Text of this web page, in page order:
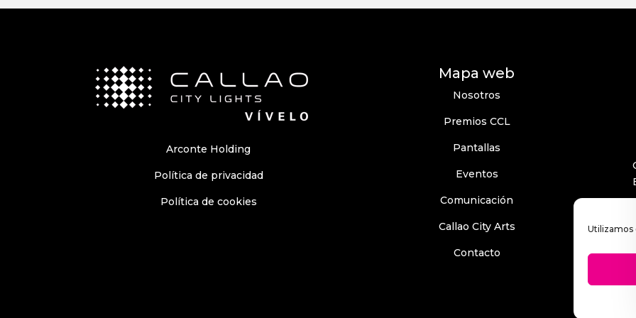
Utilizamos
Arconte Holding
Política de privacidad
Política de cookies
Mapa web
Nosotros
Premios CCL
Pantallas
Eventos
Comunicación
Callao City Arts
Contacto